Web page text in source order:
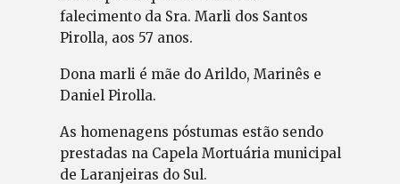
falecimento da Sra. Marli dos Santos
Pirolla, aos 57 anos.
Dona marli é mãe do Arildo, Marinês e
Daniel Pirolla.
As homenagens póstumas estão sendo
prestadas na Capela Mortuária municipal
de Laranjeiras do Sul.